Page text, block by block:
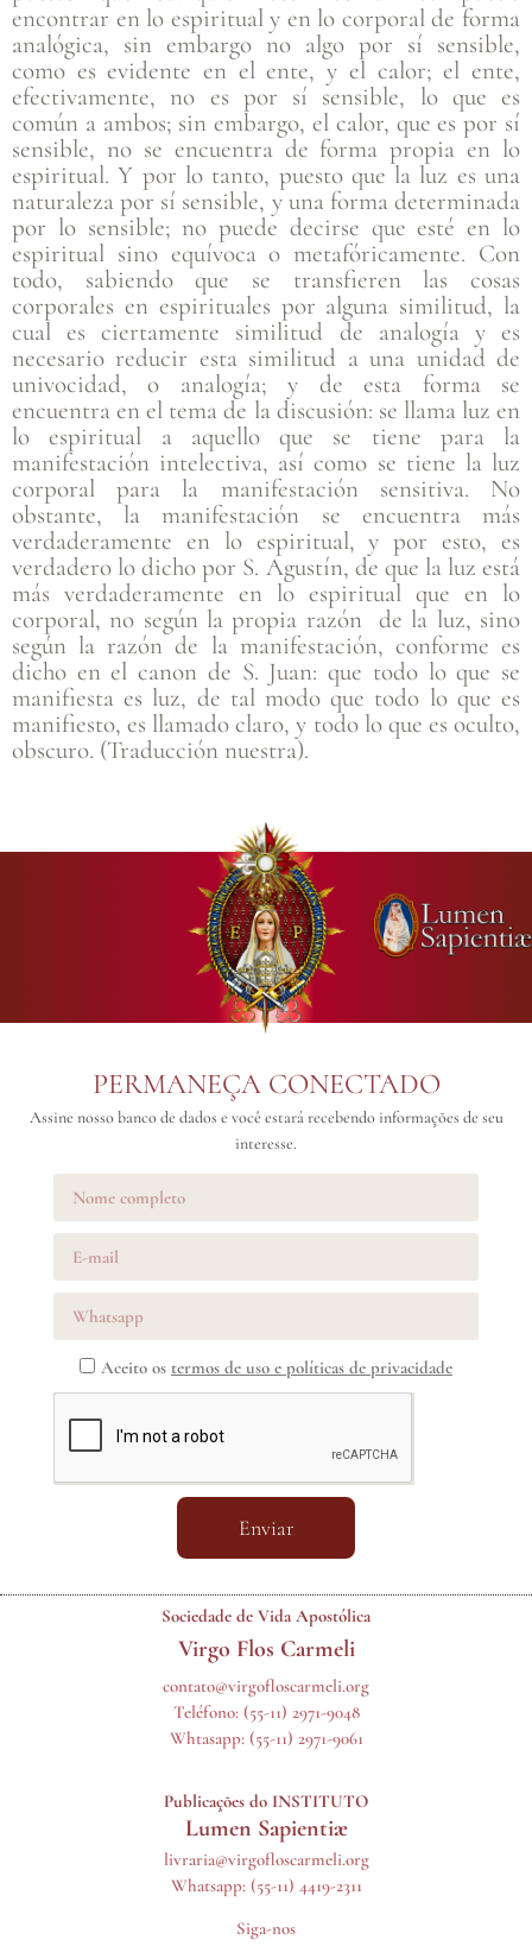
encontrar en lo espiritual y en lo corporal de forma
analógica, sin embargo no algo por sí sensible,
como es evidente en el ente, y el calor; el ente,
efectivamente, no es por sí sensible, lo que es
común a ambos; sin embargo, el calor, que es por sí
sensible, no se encuentra de forma propia en lo
espiritual. Y por lo tanto, puesto que la luz es una
naturaleza por sí sensible, y una forma determinada
por lo sensible; no puede decirse que esté en lo
espiritual sino equívoca o metafóricamente. Con
todo, sabiendo que se transfieren las cosas
corporales en espirituales por alguna similitud, la
cual es ciertamente similitud de analogía y es
necesario reducir esta similitud a una unidad de
univocidad, o analogía; y de esta forma se
encuentra en el tema de la discusión: se llama luz en
lo espiritual a aquello que se tiene para la
manifestación intelectiva, así como se tiene la luz
corporal para la manifestación sensitiva. No
obstante, la manifestación se encuentra más
verdaderamente en lo espiritual, y por esto, es
verdadero lo dicho por S. Agustín, de que la luz está
más verdaderamente en lo espiritual que en lo
corporal, no según la propia razón de la luz, sino
según la razón de la manifestación, conforme es
dicho en el canon de S. Juan: que todo lo que se
manifiesta es luz, de tal modo que todo lo que es
manifiesto, es llamado claro, y todo lo que es oculto,
obscuro. (Traducción nuestra).
PERMANEÇA CONECTADO
Assine nosso banco de dados e você estará recebendo informações de seu
interesse.
Aceito os termos de uso e políticas de privacidade
Enviar
Sociedade de Vida Apostólica
Virgo Flos Carmeli
contato@virgofloscarmeli.org
Teléfono: (55-11) 2971-9048
Whtasapp: (55-11) 2971-9061
Publicações do INSTITUTO
Lumen Sapientiæ
livraria@virgofloscarmeli.org
Whatsapp: (55-11) 4419-2311
Siga-nos